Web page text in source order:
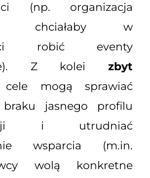
(np. organizacja
chciałaby w
robić eventy
Z kolei zbyt
cele mogą sprawiać
braku jasnego profilu
i utrudniać
wsparcia (m.in.
wolą konkretne